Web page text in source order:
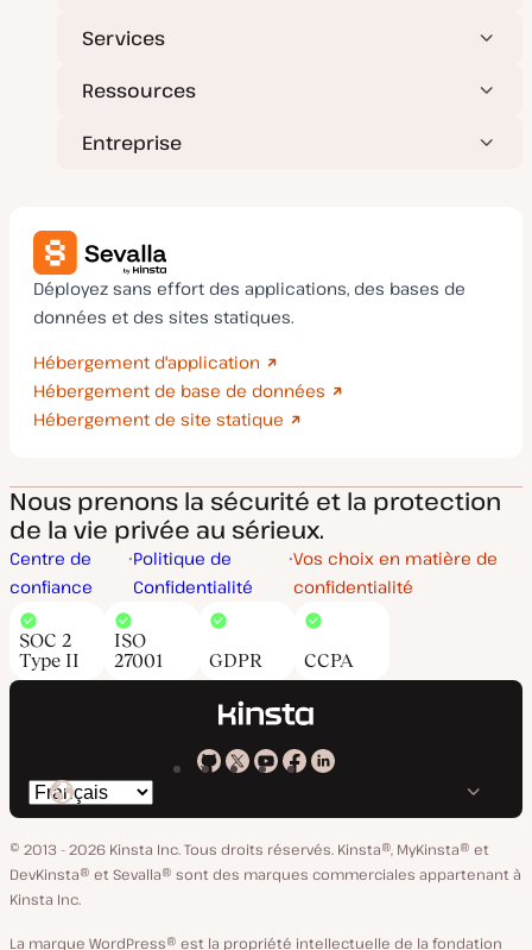
Services
Ressources
Entreprise
Déployez sans effort des applications, des bases de
données et des sites statiques.
Hébergement d'application
Hébergement de base de données
Hébergement de site statique
Nous prenons la sécurité et la protection
de la vie privée au sérieux.
Centre de
confiance
Politique de
Confidentialité
Vos choix en matière de
confidentialité
SOC 2
Type II
ISO
27001
GDPR CCPA
Kinsta
GitHub
Kinsta
X
Kinsta
YouTube
Kinsta
Facebook
Kinsta
LinkedIn
Changer
de
langue
© 2013 - 2026 Kinsta Inc. Tous droits réservés. Kinsta®, MyKinsta® et
DevKinsta® et Sevalla® sont des marques commerciales appartenant à
Kinsta Inc.
La marque WordPress® est la propriété intellectuelle de la fondation